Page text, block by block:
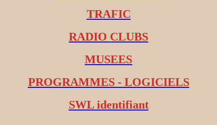
TRAFIC
RADIO CLUBS
MUSEES
PROGRAMMES - LOGICIELS
SWL identifiant